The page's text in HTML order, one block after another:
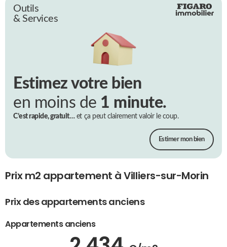
Outils
& Services
Estimez votre bien
en moins de 1 minute.
C’est rapide, gratuit…et ça peut clairement valoir le coup.
Estimer mon bien
Prix m2 appartement à Villiers-sur-Morin
Prix des appartements anciens
Appartements anciens